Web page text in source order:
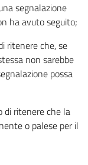
segnalazione
ha avuto seguito;
ritenere che, se
non sarebbe
possa
di ritenere che la
o palese per il